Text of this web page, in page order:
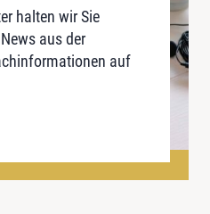
halten wir Sie
aus der
auf